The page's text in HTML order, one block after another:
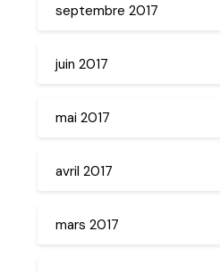
septembre 2017
juin 2017
mai 2017
avril 2017
mars 2017